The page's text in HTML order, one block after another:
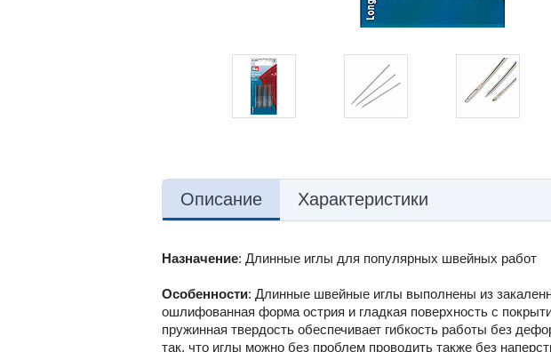
Описание Характеристики
Назначение: Длинные иглы для популярных швейных работ
Особенности: Длинные швейные иглы выполнены из
ошлифованная форма острия и гладкая поверхность с
пружинная твердость обеспечивает гибкость работы без
так, что иглы можно без проблем проводить также без